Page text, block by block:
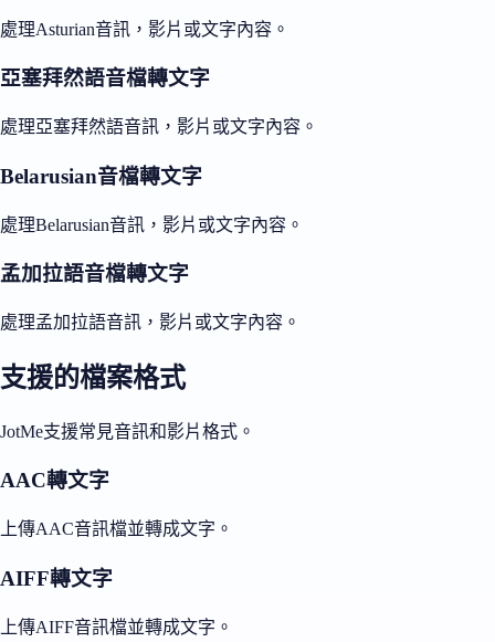
處理Asturian音訊，影片或文字內容。
亞塞拜然語音檔轉文字
處理亞塞拜然語音訊，影片或文字內容。
Belarusian音檔轉文字
處理Belarusian音訊，影片或文字內容。
孟加拉語音檔轉文字
處理孟加拉語音訊，影片或文字內容。
支援的檔案格式
JotMe支援常見音訊和影片格式。
AAC轉文字
上傳AAC音訊檔並轉成文字。
AIFF轉文字
上傳AIFF音訊檔並轉成文字。